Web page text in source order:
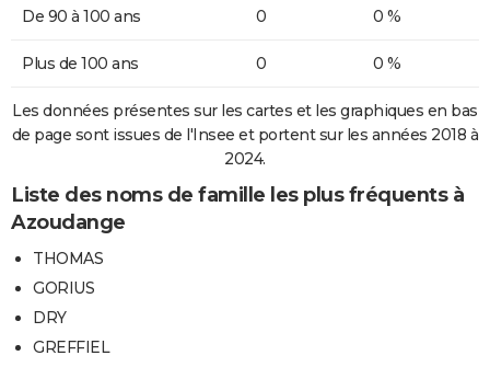
De 90 à 100 ans 0 0 %
Plus de 100 ans 0 0 %
Les données présentes sur les cartes et les graphiques en bas
de page sont issues de l'Insee et portent sur les années 2018 à
2024.
Liste des noms de famille les plus fréquents à
Azoudange
THOMAS
GORIUS
DRY
GREFFIEL